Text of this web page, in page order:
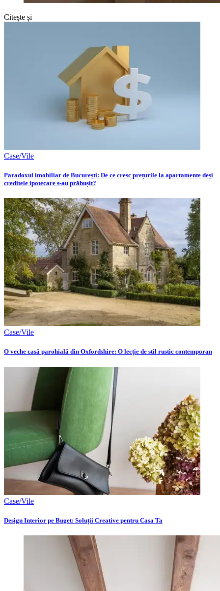
Citește și
Case/Vile
Paradoxul imobiliar de București: De ce cresc prețurile la apartamente deși
creditele ipotecare s-au prăbușit?
Case/Vile
O veche casă parohială din Oxfordshire: O lecție de stil rustic contemporan
Case/Vile
Design Interior pe Buget: Soluții Creative pentru Casa Ta